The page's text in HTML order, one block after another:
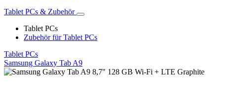
Tablet PCs & Zubehör
Tablet PCs
Zubehör für Tablet PCs
Tablet PCs
Samsung Galaxy Tab A9